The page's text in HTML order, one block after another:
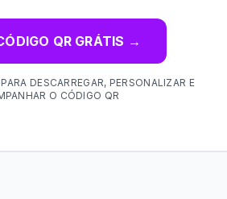
QR GRÁTIS →
DESCARREGAR, PERSONALIZAR E
O CÓDIGO QR